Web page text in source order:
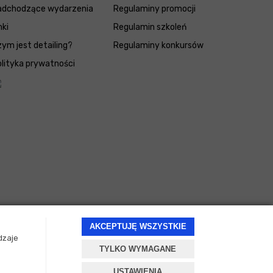
AKCEPTUJĘ WSZYSTKIE
TYLKO WYMAGANE
wydarzenia
jest detailing?
prywatności
Regulaminy promocji
Regulamin szkoleń
Regulaminy konkursów